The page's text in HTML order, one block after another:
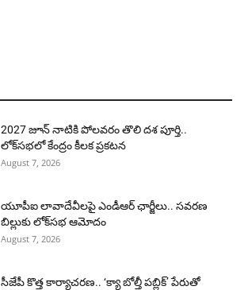
2027 జూన్ నాటికి పోలవరం తొలి దశ పూర్తి..
లోక్‌సభలో కేంద్రం కీలక ప్రకటన
August 7, 2026
యూపీఐ లావాదేవీలపై ఎండీఆర్ ఛార్జీలు.. సవరణ
బిల్లుకు లోక్‌సభ ఆమోదం
August 7, 2026
సీజేపీ కొత్త కార్యాచరణ.. ‘క్యా బోల్తీ పబ్లిక్’ పేరుతో